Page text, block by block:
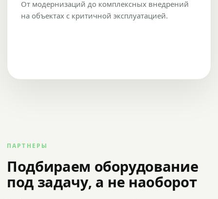
От модернизаций до комплексных внедрений
на объектах с критичной эксплуатацией.
ПАРТНЕРЫ
Подбираем оборудование
под задачу, а не наоборот